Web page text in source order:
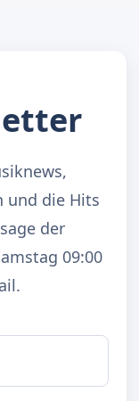
und die Hits
der
09:00